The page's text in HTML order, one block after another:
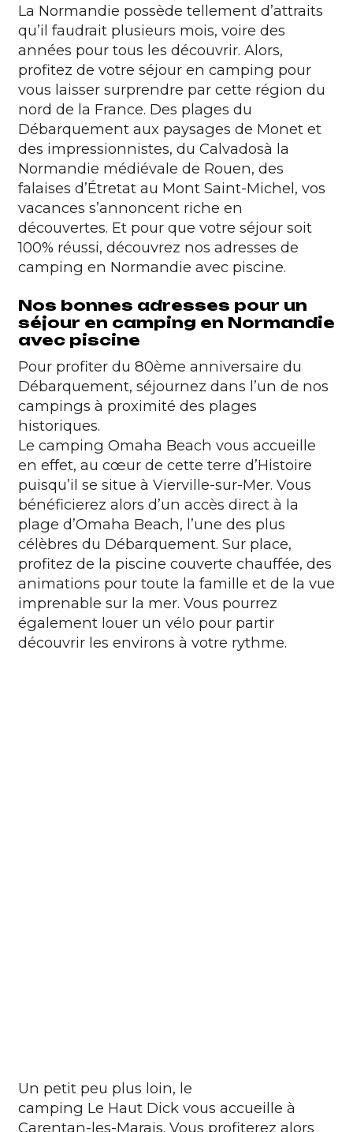
La Normandie possède tellement d’attraits
qu’il faudrait plusieurs mois, voire des
années pour tous les découvrir. Alors,
profitez de votre séjour en camping pour
vous laisser surprendre par cette région du
nord de la France. Des plages du
Débarquement aux paysages de Monet et
des impressionnistes, du Calvadosà la
Normandie médiévale de Rouen, des
falaises d’Étretat au Mont Saint-Michel, vos
vacances s’annoncent riche en
découvertes. Et pour que votre séjour soit
100% réussi, découvrez nos adresses de
camping en Normandie avec piscine.
Nos bonnes adresses pour un
séjour en camping en Normandie
avec piscine
Pour profiter du 80ème anniversaire du
Débarquement, séjournez dans l’un de nos
campings à proximité des plages
historiques.
Le camping Omaha Beach vous accueille
en effet, au cœur de cette terre d’Histoire
puisqu’il se situe à Vierville-sur-Mer. Vous
bénéficierez alors d’un accès direct à la
plage d’Omaha Beach, l’une des plus
célèbres du Débarquement. Sur place,
profitez de la piscine couverte chauffée, des
animations pour toute la famille et de la vue
imprenable sur la mer. Vous pourrez
également louer un vélo pour partir
découvrir les environs à votre rythme.
Un petit peu plus loin, le
camping Le Haut Dickvous accueille à
Carentan-les-Marais. Vous profiterez alors